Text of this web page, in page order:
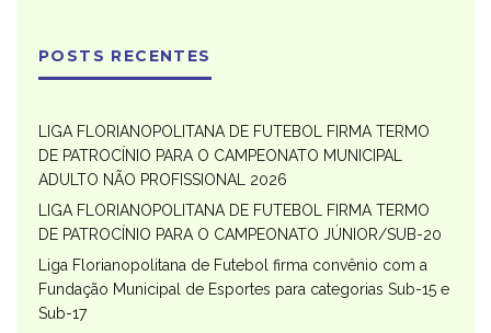
POSTS RECENTES
LIGA FLORIANOPOLITANA DE FUTEBOL FIRMA TERMO
DE PATROCÍNIO PARA O CAMPEONATO MUNICIPAL
ADULTO NÃO PROFISSIONAL 2026
LIGA FLORIANOPOLITANA DE FUTEBOL FIRMA TERMO
DE PATROCÍNIO PARA O CAMPEONATO JÚNIOR/SUB-20
Liga Florianopolitana de Futebol firma convênio com a
Fundação Municipal de Esportes para categorias Sub-15 e
Sub-17